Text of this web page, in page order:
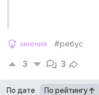
мнения #ребус
3 3
По дате По рейтингу